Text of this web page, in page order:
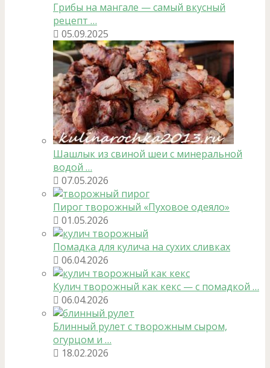
Грибы на мангале — самый вкусный
рецепт …
05.09.2025
Шашлык из свиной шеи с минеральной
водой …
07.05.2026
Пирог творожный «Пуховое одеяло»
01.05.2026
Помадка для кулича на сухих сливках
06.04.2026
Кулич творожный как кекс — с помадкой …
06.04.2026
Блинный рулет с творожным сыром,
огурцом и …
18.02.2026